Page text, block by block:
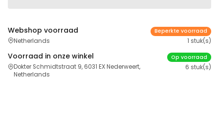
Webshop voorraad
Netherlands
Beperkte voorraad
1 stuk(s)
Voorraad in onze winkel
Dokter Schmidtstraat 9, 6031 EX Nederweert,
Netherlands
Op voorraad
6 stuk(s)